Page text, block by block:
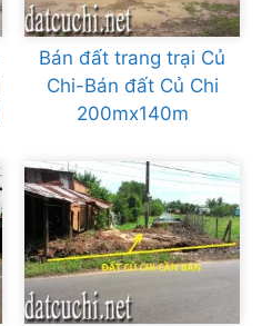
Bán đất trang trại Củ
Chi-Bán đất Củ Chi
200mx140m